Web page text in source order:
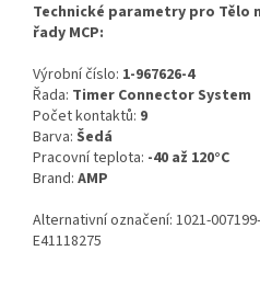
Technické parametry pro Tělo
řady MCP:
Výrobní číslo: 1-967626-4
Řada: Timer Connector System
Počet kontaktů: 9
Barva: Šedá
Pracovní teplota: -40 až 120°C
Brand: AMP
Alternativní označení: 1021-
E41118275